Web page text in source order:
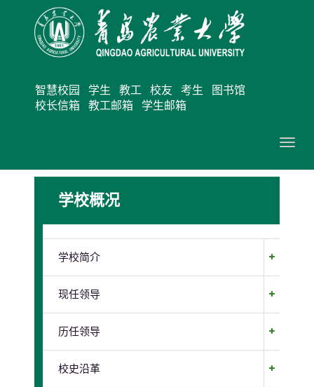
智慧校园 学生 教工 校友 考生
图书馆
校长信箱
教工邮箱 学生邮箱
切
换
学校概况
学校简介
现任领导
历任领导
校史沿革